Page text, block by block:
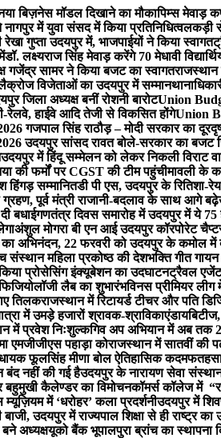
बिज़नेस मॉडल दिखाने का मौकापिम्स मेवाड़
नागपुर में युवा संसद में किया प्रतिनिधित्वलकड़ी
रेखा गुप्ता उदयपुर में, भाजपाईयों ने किया स्वागत
डॉ. लक्ष्यराज सिंह मेवाड़ करेंगे 70 मेधावी
गजेंद्र सामर ने किया बजट का स्वागतराजस्थान
लैक्रोज विजेताओं का उदयपुर में सम्मान
जिला अध्यक्ष बनीं रोशनी बारोटUnion
हाईवे आदि तेजी से विकसित होंगेUnion
गजपाल सिंह राठौड़ – मोदी सरकार का
उदयपुर सांसद रावत बोले-सरकार का बजट
उदयपुर में हिंदू सम्मेलन को लेकर निकली विराट
की फर्मों पर CGST की टीम पहुंचीमावली के
सम्मानितडी पी एस, उदयपुर के रितिशा-
पूर्व मंत्री राजानी-बदलाव के साथ आगे बढ़े
बधाईगणतंत्र दिवस समारोह में उदयपुर में ये 75
अंशुल मोगरा बी एन आई उदयपुर कॉरपोरेट
अभिनंदन, 22 फरवरी को उदयपुर के कमोल में
संस्थान महिला प्रकोष्ठ की देशभक्ति गीत गायन
प्रोसेसिंग इंक्यूबेशन का उदघाटनट्रैवल
लैब का शुभारंभविनस प्रीमियर लीग
तिलकराजस्थान में रिटायर्ड टीचर और पति
में उमड़े हजारों श्रावक-श्राविकाएं
में प्रवेश निःशुल्कगिव अप अभियान में अब तक
एमजीजीएस पहाड़ा कोराजस्थान में सातवीं की
फूलसिंह मीणा बोल ऐतिहासिक कदम
बंद नहीं की गई हैउदयपुर के नारायण सेवा
बहुमुखी कैलेण्डर का विमोचनकॉमर्स कॉलेज में
में ‘धरोहर’ कला प्रदर्शनीउदयपुर में
बाजी, उदयपुर में राज्यपाल शिक्षा से ही राष्ट्र
बने अध्यक्षयूको बैंक भूपालपुरा ब्रांच का स्थापना